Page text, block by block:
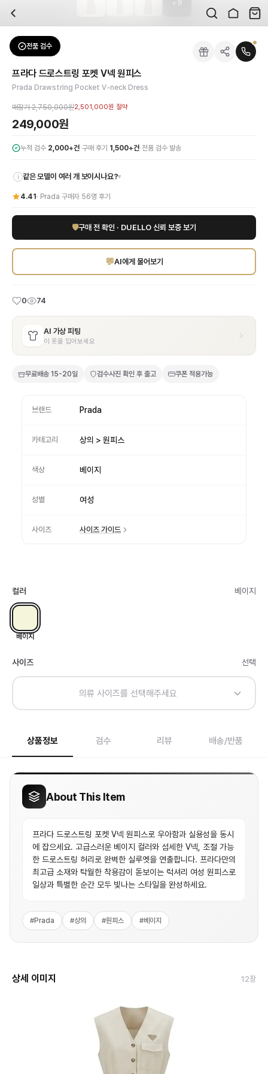
배송은 얼마나 걸리나요?
검수는 어떻게 진행되나요? 검수 사진을 받을 수 있나요?
전문 스태프가 실물 상품을 직접 확인한 후 검수 사진을 제공합니다. 가죽 재질,
교환이나 반품이 가능한가요?
수령 후 7일 이내 신청하시면 상품 하자, 사이즈 불일치, 고객 변심 모두 교환·반
쿠폰과 적립금을 함께 사용할 수 있나요?
네, 쿠폰과 적립금을 결제 시 함께 사용하실 수 있습니다. 적립금은 1,000원 이상
사이즈는 어떻게 선택하나요?
상품 상세의 사이즈 정보를 참고해 선택하시고, 사이즈 선택이 어려우시면 카카오
브랜드:
성별:여성
색상:베이지
가격:249,000원
프라다 드로스트링 포켓 V넥 원피스로 우아함과 실용성을 동시에 잡으세요. 고급
프라다 드로스트링 포켓 V넥 원피스
9
전품 검수
Prada원피스
프라다 드로스트링 포켓 V넥 원피스
Prada Drawstring Pocket V-neck Dress
매장가2,750,000원2,501,000원 절약
249,000원
누적 검수 2,000+건·구매 후기 1,500+건· 전품 검수 발송
i 같은 모델이 여러 개 보이시나요?▾
4.41 · Prada 구매자 56명 후기
🛡구매 전 확인 · DUELLO 신뢰 보증 보기
💬AI에게 물어보기
0 74
AI 가상 피팅
이 옷을 입어보세요
무료배송 15-20일 검수사진 확인 후 출고 쿠폰 적용가능
브랜드 Prada
카테고리 상의 > 원피스
색상 베이지
성별 여성
사이즈 사이즈 가이드
컬러 베이지
베이지
사이즈 선택
의류 사이즈를 선택해주세요
상품정보 검수 리뷰 배송/반품
About This Item
프라다 드로스트링 포켓 V넥 원피스로 우아함과 실용성을 동시
에 잡으세요. 고급스러운 베이지 컬러와 섬세한 V넥, 조절 가능
한 드로스트링 허리로 완벽한 실루엣을 연출합니다. 프라다만의
최고급 소재와 탁월한 착용감이 돋보이는 럭셔리 여성 원피스로
일상과 특별한 순간 모두 빛나는 스타일을 완성하세요.
#Prada #상의 #원피스 #베이지
상세 이미지 12장